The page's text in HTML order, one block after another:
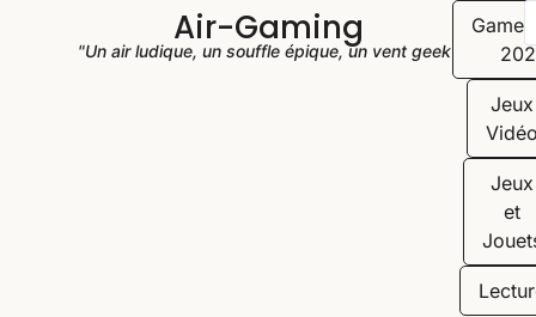
Air-Gaming
"Un air ludique, un souffle épique, un vent geek"
Jeux
Jeux
et